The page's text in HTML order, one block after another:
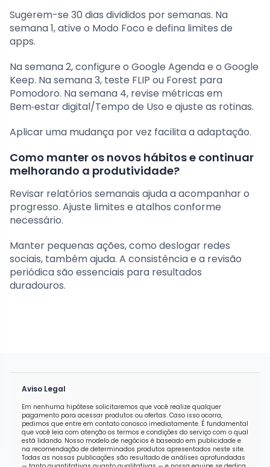
Sugerem-se 30 dias divididos por semanas. Na
semana 1, ative o Modo Foco e defina limites de
apps.
Na semana 2, configure o Google Agenda e o Google
Keep. Na semana 3, teste FLIP ou Forest para
Pomodoro. Na semana 4, revise métricas em
Bem‑estar digital/Tempo de Uso e ajuste as rotinas.
Aplicar uma mudança por vez facilita a adaptação.
Como manter os novos hábitos e continuar
melhorando a produtividade?
Revisar relatórios semanais ajuda a acompanhar o
progresso. Ajuste limites e atalhos conforme
necessário.
Manter pequenas ações, como deslogar redes
sociais, também ajuda. A consistência e a revisão
periódica são essenciais para resultados
duradouros.
Aviso Legal
Em nenhuma hipótese solicitaremos que você realize qualquer
pagamento para acessar produtos ou ofertas. Caso isso ocorra,
pedimos que entre em contato conosco imediatamente. É fundamental
que você leia com atenção os termos e condições do serviço com o qual
está lidando. Nosso modelo de negócios é baseado em publicidade e
na recomendação de determinados produtos apresentados neste site.
Todas as nossas publicações são resultado de análises aprofundadas